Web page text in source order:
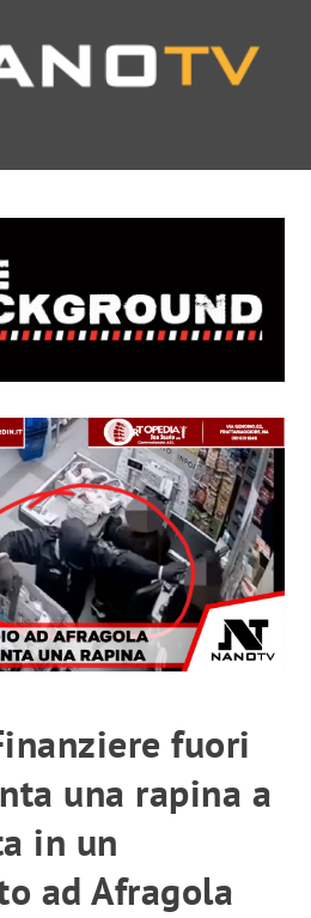
fuori
una rapina a
in un
ad Afragola